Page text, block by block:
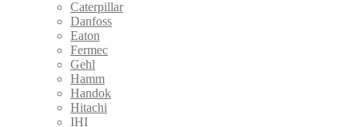
Caterpillar
Danfoss
Eaton
Fermec
Gehl
Hamm
Handok
Hitachi
IHI